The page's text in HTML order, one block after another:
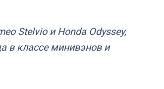
Stelvio и Honda Odyssey,
в классе минивэнов и